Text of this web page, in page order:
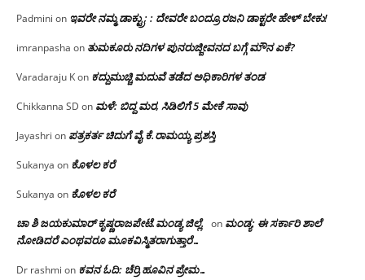
Padmini on ಇವರೇ ನಮ್ಮ ಡಾಕ್ಟ್ರು; : ದೇವರೇ ಬಂದ್ರೂ ರಜನಿ ಡಾಕ್ಟರೇ ಹೇಳ್ ಬೇಕು!
imranpasha on ತುಮಕೂರು ನದಿಗಳ ಪುನರುಜ್ಜೀವನದ ಬಗ್ಗೆ ಮೌನ ಏಕೆ?
Varadaraju Kon ಕದ್ದುಮುಚ್ಚಿ ಮದುವೆ ತಡೆದ ಅಧಿಕಾರಿಗಳ ತಂಡ
Chikkanna SD on ಮಳೆ: ಬಿದ್ದ ಮರ, ಸಿಡಿಲಿಗೆ 5 ಮೇಕೆ ಸಾವು
Jayashri on ಪತ್ರಕರ್ತ ಚಿದುಗೆ ವೈ.ಕೆ.ರಾಮಯ್ಯ ಪ್ರಶಸ್ತಿ
Sukanya on ಕೊಳಲ ಕರೆ
Sukanya on ಕೊಳಲ ಕರೆ
ಚಾ ಶಿ ಜಯಕುಮಾರ್ ಕೃಷ್ಣರಾಜಪೇಟೆ.ಮಂಡ್ಯ ಜಿಲ್ಲೆ. on ಮಂಡ್ಯ: ಈ ಸರ್ಕಾರಿ ಶಾಲೆ
ನೋಡಿದರೆ ಎಂಥವರೂ ಮೂಕವಿಸ್ಮಿತರಾಗುತ್ತಾರೆ…
Dr rashmi on ಕವನ ಓದಿ: ಚೆರ್ರಿ ಹೂವಿನ ಪ್ರೇಮ…